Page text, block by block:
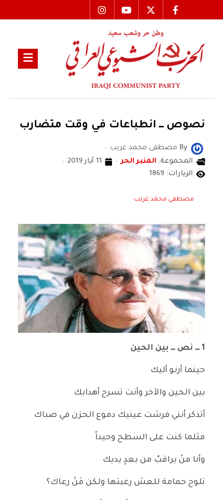
نصوص ــــ انطباعات في وقت متضارب
By مصطفى محمد غريب
المجموعة: المنبر الحر
11 أيار 2019
الزيارات: 1869
مصطفى محمد غريب
1 ـــ نص ـــ بين الحين
حينما أرنو أليك
بين الحين والآخر وأنت تسرح أهدابك
أتذكر أنني فرشت عينيك دموع الحزن في صباك
مثلما كنت على السطح وحيداً
وأنا منْ يراقبُ من بعدٍ يديك
تلوح حمامة للعش رغبتها ولكن مَنْ رعاك؟